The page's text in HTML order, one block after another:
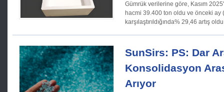
Gümrük verilerine göre, Kasım
hacmi 39.400 ton oldu ve önceki ay
karşılaştırıldığında% 29,46 artış
SunSirs: PS: Dar
Konsolidasyon
Arıyor